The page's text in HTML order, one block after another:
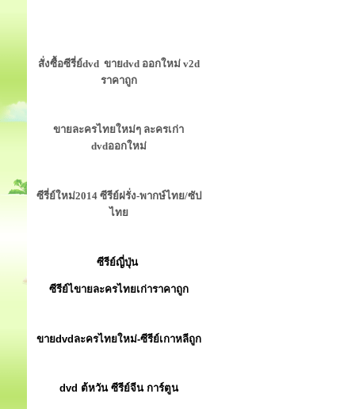
สั่งซื้อซีรี่ย์dvd ขายdvd ออกใหม่ v2d
ราคาถูก
ขายละครไทยใหม่ๆ ละครเก่า
dvdออกใหม่
ซีรี่ย์ใหม่2014 ซีรีย์ฝรั่ง-พากษ์ไทย/ซัป
ไทย
ซีรีย์ญี่ปุ่น
ซีรีย์ไขายละครไทยเก่าราคาถูก
ขายdvdละครไทยใหม่-ซีรีย์เกาหลีถูก
dvd ต้หวัน ซีรีย์จีน การ์ตูน